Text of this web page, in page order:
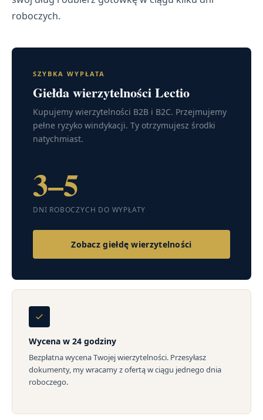
roboczych.
SZYBKA WYPŁATA
Giełda wierzytelności Lectio
Kupujemy wierzytelności B2B i B2C. Przejmujemy
pełne ryzyko windykacji. Ty otrzymujesz środki
natychmiast.
3–5
DNI ROBOCZYCH DO WYPŁATY
Zobacz giełdę wierzytelności
Wycena w 24 godziny
Bezpłatna wycena Twojej wierzytelności. Przesyłasz
dokumenty, my wracamy z ofertą w ciągu jednego dnia
roboczego.